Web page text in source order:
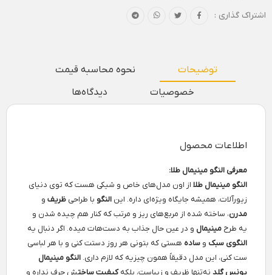
اشتراک گذاری :
توضیحات
نحوه محاسبه قیمت
خصوصیات
دیدگاه‌ها
اطلاعات محصول
معرفی النگو مینیمال طلا:
النگو مینیمال طلا از اون مدل‌های خاص و شیکی هست که توی دنیای
زیورآلات، همیشه جایگاه ویژه‌ای داره. این النگو با طراحی ظریف و
مدرن، ساخته شده از مربع‌های ریز و مرتب که کنار هم چیده شدن و
یه طرح مینیمال و در عین حال جذاب به دست‌هات میده. اگر دنبال یه
النگوی سبک و ساده هستی که بتونی هر روز دستت کنی و با هر لباسی
ست کنی، این مدل دقیقاً همون چیزیه که لازم داری. النگو مینیمال
یونس گلد نه‌تنها ظریف و زیباست، بلکهکیفیت ساختش حرف نداره و